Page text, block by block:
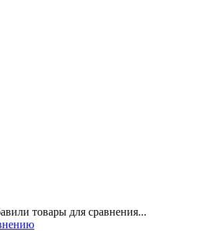
товары для сравнения...